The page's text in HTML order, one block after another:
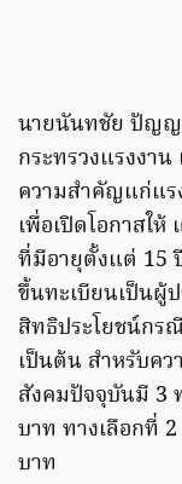
นายนันทชัย ปัญญ
กระทรวงแรงงา
ความสำคัญแก่แร
เพื่อเปิดโอกาสใ
ที่มีอายุตั้งแต่ 15
ขึ้นทะเบียนเป็นผู้
สิทธิประโยชน์กร
เป็นต้น สำหรับค
สังคมปัจจุบันมี 3
บาท ทางเลือกที่
บาท